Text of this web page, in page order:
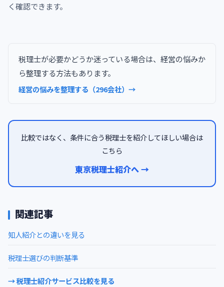
く確認できます。
税理士が必要かどうか迷っている場合は、経営の悩みか
ら整理する方法もあります。
経営の悩みを整理する（296会社）→
比較ではなく、条件に合う税理士を紹介してほしい場合は
こちら
東京税理士紹介へ →
関連記事
知人紹介との違いを見る
税理士選びの判断基準
→ 税理士紹介サービス比較を見る